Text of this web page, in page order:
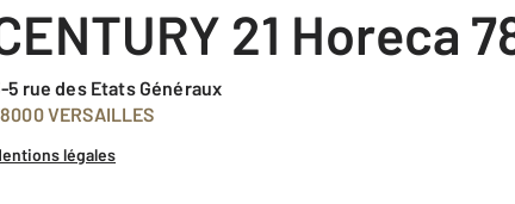
CENTURY 21 Horeca
3-5 rue des Etats Généraux
78000 VERSAILLES
légales